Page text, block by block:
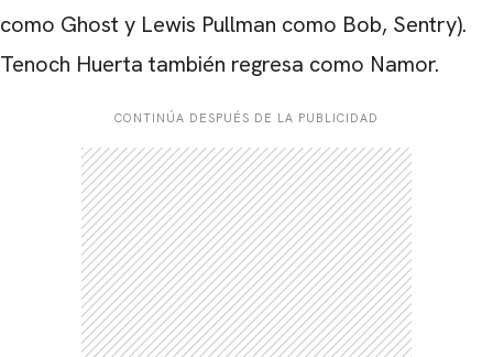
como Ghost y Lewis Pullman como Bob, Sentry).
Tenoch Huerta también regresa como Namor.
CONTINÚA DESPUÉS DE LA PUBLICIDAD